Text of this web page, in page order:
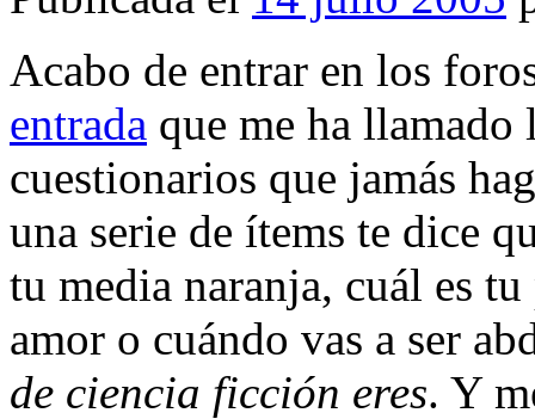
Acabo de entrar en los
entrada que me ha llamado
cuestionarios que jamás
una serie de ítems te dice
tu media naranja, cuál es
amor o cuándo vas a ser
de ciencia ficción eres. Y